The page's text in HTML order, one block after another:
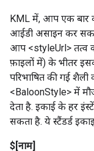
KML में, आप एक बार
आईडी असाइन कर
आप <styleUrl> तत्व
फ़ाइलों में) के भीतर
परिभाषित की गई शैली
<BaloonStyle> में
देता है. इकाई के हर
सकता है. ये स्टैंडर्ड
$[नाम]